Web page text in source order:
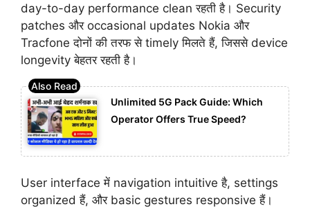
day-to-day performance clean रहती है। Security
patches और occasional updates Nokia और
Tracfone दोनों की तरफ से timely मिलते हैं, जिससे device
longevity बेहतर रहती है।
Unlimited 5G Pack Guide: Which
Operator Offers True Speed?
User interface में navigation intuitive है, settings
organized हैं, और basic gestures responsive हैं।